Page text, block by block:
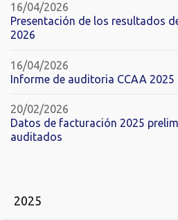
16/04/2026
Presentación de los resultados
2026
16/04/2026
Informe de auditoria CCAA 2025
20/02/2026
Datos de facturación 2025
auditados
2025